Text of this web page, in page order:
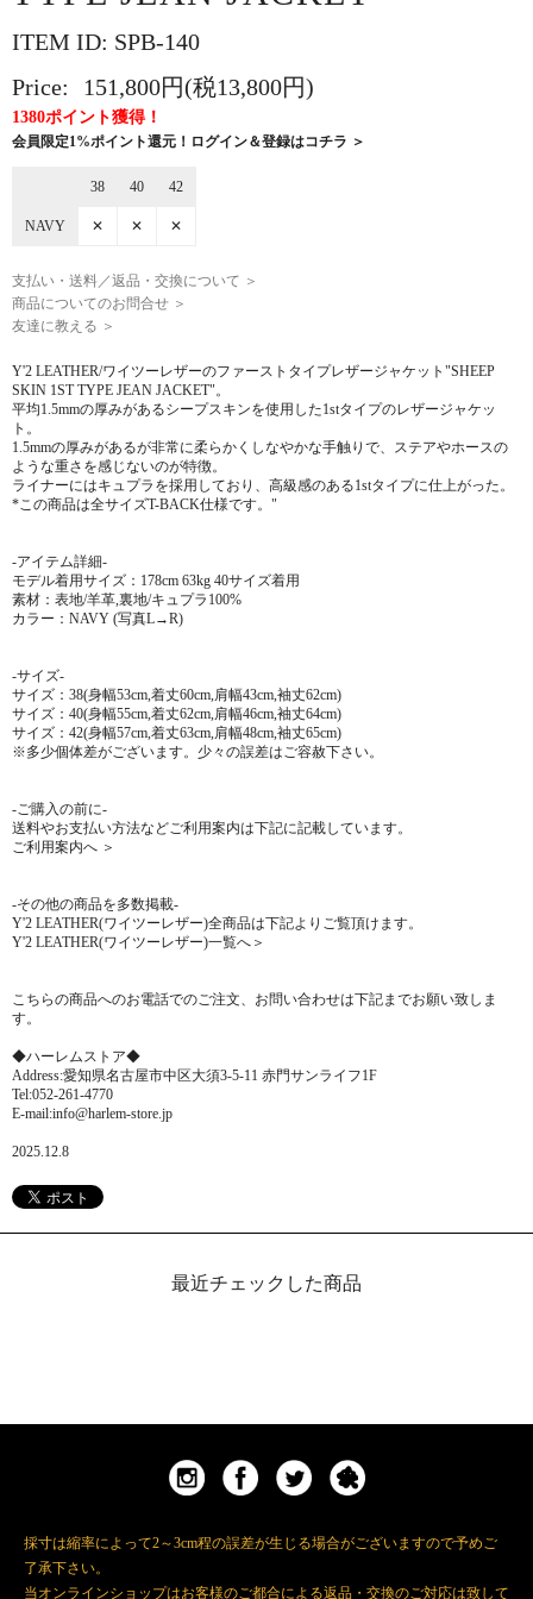
ITEM ID: SPB-140
Price:
151,800円(税13,800円)
1380ポイント獲得！
会員限定1%ポイント還元！ログイン＆登録はコチラ ＞
38 40 42
NAVY ✕ ✕ ✕
支払い・送料／返品・交換について ＞
商品についてのお問合せ ＞
友達に教える ＞
Y'2 LEATHER/ワイツーレザーのファーストタイプレザージャケット"SHEEP
SKIN 1ST TYPE JEAN JACKET"。
平均1.5mmの厚みがあるシープスキンを使用した1stタイプのレザージャケッ
ト。
1.5mmの厚みがあるが非常に柔らかくしなやかな手触りで、ステアやホースの
ような重さを感じないのが特徴。
ライナーにはキュプラを採用しており、高級感のある1stタイプに仕上がった。
*この商品は全サイズT-BACK仕様です。"
-アイテム詳細-
モデル着用サイズ：178cm 63kg 40サイズ着用
素材：表地/羊革,裏地/キュプラ100%
カラー：NAVY (写真L→R)
-サイズ-
サイズ：38(身幅53cm,着丈60cm,肩幅43cm,袖丈62cm)
サイズ：40(身幅55cm,着丈62cm,肩幅46cm,袖丈64cm)
サイズ：42(身幅57cm,着丈63cm,肩幅48cm,袖丈65cm)
※多少個体差がございます。少々の誤差はご容赦下さい。
-ご購入の前に-
送料やお支払い方法などご利用案内は下記に記載しています。
ご利用案内へ ＞
-その他の商品を多数掲載-
Y'2 LEATHER(ワイツーレザー)全商品は下記よりご覧頂けます。
Y'2 LEATHER(ワイツーレザー)一覧へ＞
こちらの商品へのお電話でのご注文、お問い合わせは下記までお願い致しま
す。
◆ハーレムストア◆
Address:愛知県名古屋市中区大須3-5-11 赤門サンライフ1F
Tel:052-261-4770
E-mail:info@harlem-store.jp
2025.12.8
最近チェックした商品
採寸は縮率によって2～3cm程の誤差が生じる場合がございますので予めご
了承下さい。
当オンラインショップはお客様のご都合による返品・交換のご対応は致して